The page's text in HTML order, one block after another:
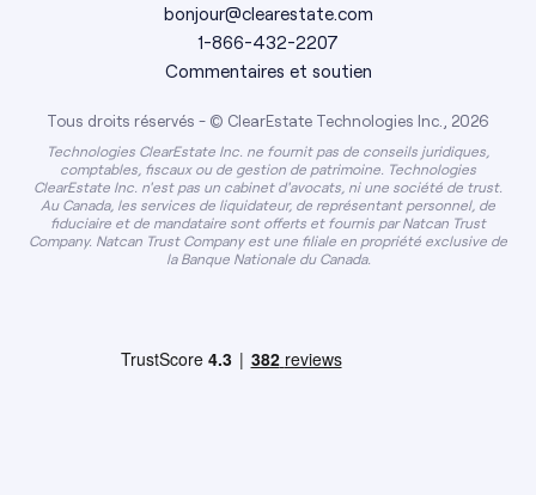
bonjour@clearestate.com
1-866-432-2207
Commentaires et soutien
Tous droits réservés - © ClearEstate Technologies Inc., 2026
Technologies ClearEstate Inc. ne fournit pas de conseils juridiques,
comptables, fiscaux ou de gestion de patrimoine. Technologies
ClearEstate Inc. n'est pas un cabinet d'avocats, ni une société de trust.
Au Canada, les services de liquidateur, de représentant personnel, de
fiduciaire et de mandataire sont offerts et fournis par Natcan Trust
Company. Natcan Trust Company est une filiale en propriété exclusive de
la Banque Nationale du Canada.